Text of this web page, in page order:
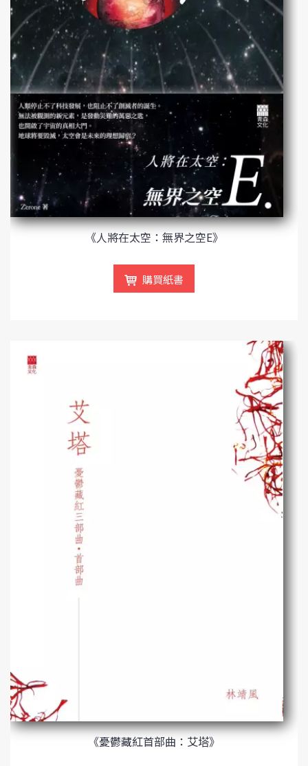
《人將在太空：無界之空E》
購買紙書
《憂鬱藏紅首部曲：艾塔》